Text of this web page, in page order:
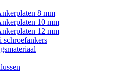
8 mm
10 mm
12 mm